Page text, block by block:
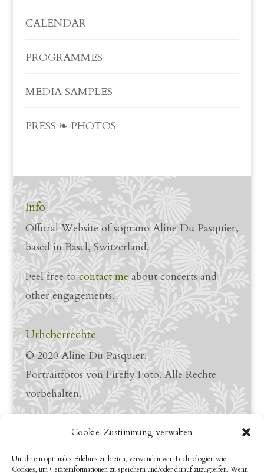
Cookie-Zustimmung verwalten
Um dir ein optimales Erlebnis zu bieten, verwenden wir Technologien wie
Cookies, um Geräteinformationen zu speichern und/oder darauf zuzugreifen. Wenn
CALENDAR
PROGRAMMES
MEDIA SAMPLES
PRESS ❧ PHOTOS
Info
Official Website of soprano Aline Du Pasquier,
based in Basel, Switzerland.
Feel free to contact meabout concerts and
other engagements.
Urheberrechte
© 2020 Aline Du Pasquier.
Portraitfotos von Firefly Foto. Alle Rechte
vorbehalten.
LinkedIn Profile